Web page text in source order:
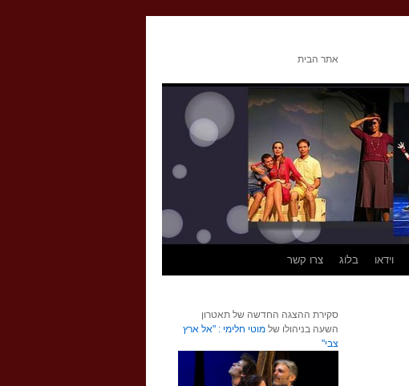
אתר הבית
וידאו בלוג צרו קשר
סקירת ההצגה החדשה של תאטרון
השעה בניהולו של מוטי חלימי : "אל ארץ
צבי"